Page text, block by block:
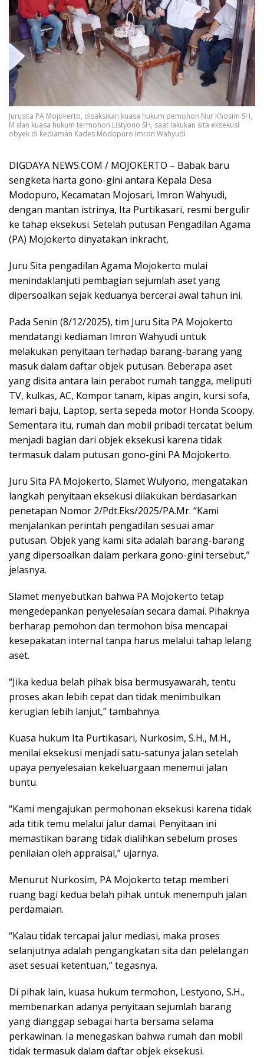
Jurusita PA Mojokerto, disaksikan kuasa hukum pemohon Nur Khosim SH,
M dan kuasa hukum termohon Listyono SH, saat lakukan sita eksekusi
obyek di kediaman Kades Modopuro Imron Wahyudi
DIGDAYA NEWS.COM / MOJOKERTO – Babak baru
sengketa harta gono-gini antara Kepala Desa
Modopuro, Kecamatan Mojosari, Imron Wahyudi,
dengan mantan istrinya, Ita Purtikasari, resmi bergulir
ke tahap eksekusi. Setelah putusan Pengadilan Agama
(PA) Mojokerto dinyatakan inkracht,
Juru Sita pengadilan Agama Mojokerto mulai
menindaklanjuti pembagian sejumlah aset yang
dipersoalkan sejak keduanya bercerai awal tahun ini.
Pada Senin (8/12/2025), tim Juru Sita PA Mojokerto
mendatangi kediaman Imron Wahyudi untuk
melakukan penyitaan terhadap barang-barang yang
masuk dalam daftar objek putusan. Beberapa aset
yang disita antara lain perabot rumah tangga, meliputi
TV, kulkas, AC, Kompor tanam, kipas angin, kursi sofa,
lemari baju, Laptop, serta sepeda motor Honda Scoopy.
Sementara itu, rumah dan mobil pribadi tercatat belum
menjadi bagian dari objek eksekusi karena tidak
termasuk dalam putusan gono-gini PA Mojokerto.
Juru Sita PA Mojokerto, Slamet Wulyono, mengatakan
langkah penyitaan eksekusi dilakukan berdasarkan
penetapan Nomor 2/Pdt.Eks/2025/PA.Mr. “Kami
menjalankan perintah pengadilan sesuai amar
putusan. Objek yang kami sita adalah barang-barang
yang dipersoalkan dalam perkara gono-gini tersebut,”
jelasnya.
Slamet menyebutkan bahwa PA Mojokerto tetap
mengedepankan penyelesaian secara damai. Pihaknya
berharap pemohon dan termohon bisa mencapai
kesepakatan internal tanpa harus melalui tahap lelang
aset.
“Jika kedua belah pihak bisa bermusyawarah, tentu
proses akan lebih cepat dan tidak menimbulkan
kerugian lebih lanjut,” tambahnya.
Kuasa hukum Ita Purtikasari, Nurkosim, S.H., M.H.,
menilai eksekusi menjadi satu-satunya jalan setelah
upaya penyelesaian kekeluargaan menemui jalan
buntu.
“Kami mengajukan permohonan eksekusi karena tidak
ada titik temu melalui jalur damai. Penyitaan ini
memastikan barang tidak dialihkan sebelum proses
penilaian oleh appraisal,” ujarnya.
Menurut Nurkosim, PA Mojokerto tetap memberi
ruang bagi kedua belah pihak untuk menempuh jalan
perdamaian.
“Kalau tidak tercapai jalur mediasi, maka proses
selanjutnya adalah pengangkatan sita dan pelelangan
aset sesuai ketentuan,” tegasnya.
Di pihak lain, kuasa hukum termohon, Lestyono, S.H.,
membenarkan adanya penyitaan sejumlah barang
yang dianggap sebagai harta bersama selama
perkawinan. Ia menegaskan bahwa rumah dan mobil
tidak termasuk dalam daftar objek eksekusi.